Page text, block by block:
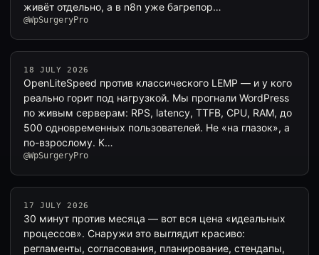
живёт отдельно, а в n8n уже багрепор…
@WpSurgeryPro
18 JULY 2026
OpenLiteSpeed против классического LEMP — и у кого
реально горит под нагрузкой. Мы прогнали WordPress
по живым серверам: RPS, latency, TTFB, CPU, RAM, до
500 одновременных пользователей. Не «на глазок», а
по-взрослому. К…
@WpSurgeryPro
17 JULY 2026
30 минут против месяца — вот вся цена «идеальных
процессов». Снаружи это выглядит красиво:
регламенты, согласования, планирование, стендапы,